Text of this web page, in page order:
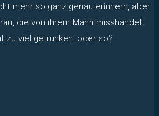
mehr so ganz genau erinnern, aber
die von ihrem Mann misshandelt
zu viel getrunken, oder so?